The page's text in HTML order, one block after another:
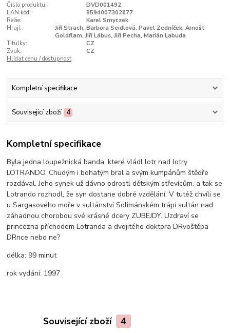
Číslo produktu:
DVD001492
EAN kód:
8594007302677
Režie:
Karel Smyczek
Hrají:
Jiří Strach, Barbora Seidlová, Pavel Zedníček, Arnošt
Goldflam, Jiří Lábus, Jiří Pecha, Marián Labuda
Titulky:
CZ
Zvuk:
CZ
Hlídat cenu / dostupnost
Kompletní specifikace
Související zboží 4
Kompletní specifikace
Byla jedna loupežnická banda, které vládl lotr nad lotry
LOTRANDO. Chudým i bohatým bral a svým kumpánům štědře
rozdával. Jeho synek už dávno odrostl dětským střevícům, a tak se
Lotrando rozhodl, že syn dostane dobré vzdělání. V tutéž chvíli se
u Sargasového moře v sultánství Solimánském trápí sultán nad
záhadnou chorobou své krásné dcery ZUBEJDY. Uzdraví se
princezna příchodem Lotranda a dvojitého doktora DRvoštěpa
DRnce nebo ne?
délka: 99 minut
rok vydání: 1997
Související zboží 4